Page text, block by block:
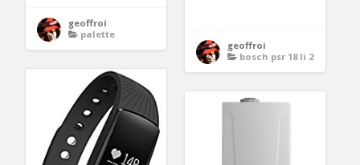
geoffroi
palette
geoffroi
bosch psr 18 li 2